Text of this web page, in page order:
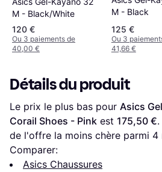
M - Black/White
120 €
Ou 3 paiements de
40,00 €
M - Black
125 €
Ou 3
41,66 €
Détails du produit
Le prix le plus bas pour Asics
Corail Shoes - Pink est 175,50 €
de l'offre la moins chère parmi 4
Comparer:
Asics Chaussures